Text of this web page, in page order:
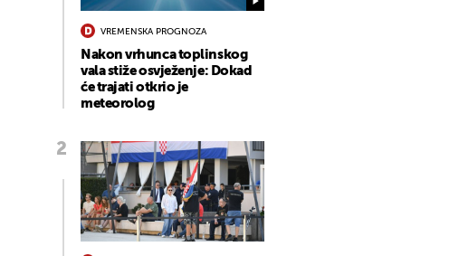
VREMENSKA PROGNOZA
Nakon vrhunca toplinskog
vala stiže osvježenje: Dokad
će trajati otkrio je
meteorolog